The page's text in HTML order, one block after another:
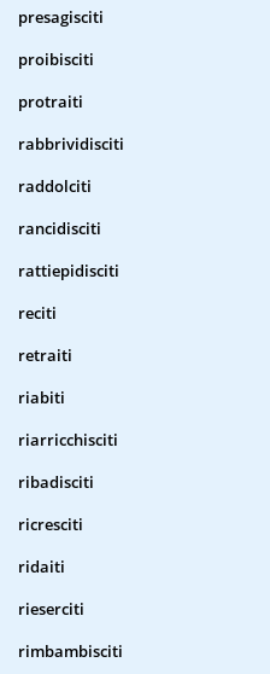
presagisciti
proibisciti
protraiti
rabbrividisciti
raddolciti
rancidisciti
rattiepidisciti
reciti
retraiti
riabiti
riarricchisciti
ribadisciti
ricresciti
ridaiti
rieserciti
rimbambisciti